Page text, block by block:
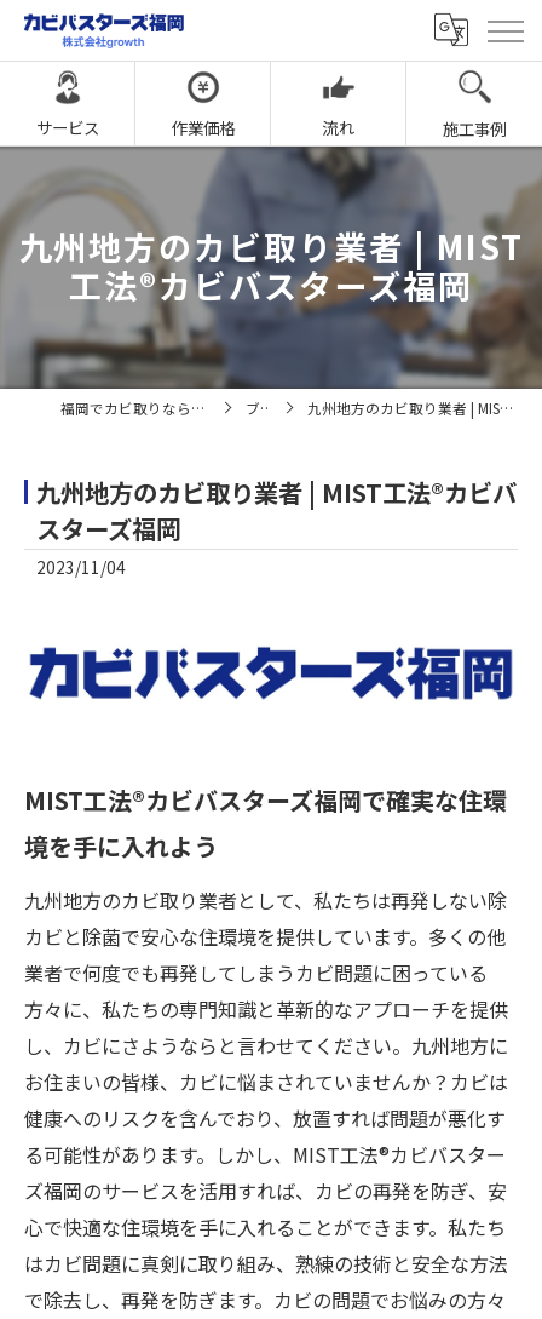
サービス 作業価格 流れ 施工事例
九州地方のカビ取り業者 | MIST
工法®カビバスターズ福岡
福岡でカビ取りならカビバスターズ福岡 ブログ 九州地方のカビ取り業者 | MIST工法®カビバスターズ福岡
九州地方のカビ取り業者 | MIST工法®カビバ
スターズ福岡
2023/11/04
MIST工法®カビバスターズ福岡で確実な住環
境を手に入れよう
九州地方のカビ取り業者として、私たちは再発しない除
カビと除菌で安心な住環境を提供しています。多くの他
業者で何度でも再発してしまうカビ問題に困っている
方々に、私たちの専門知識と革新的なアプローチを提供
し、カビにさようならと言わせてください。九州地方に
お住まいの皆様、カビに悩まされていませんか？カビは
健康へのリスクを含んでおり、放置すれば問題が悪化す
る可能性があります。しかし、MIST工法®カビバスター
ズ福岡のサービスを活用すれば、カビの再発を防ぎ、安
心で快適な住環境を手に入れることができます。私たち
はカビ問題に真剣に取り組み、熟練の技術と安全な方法
で除去し、再発を防ぎます。カビの問題でお悩みの方々